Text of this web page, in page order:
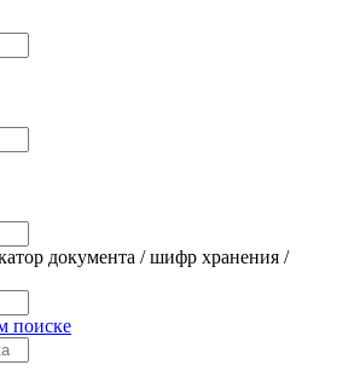
документа / шифр хранения /
поиске